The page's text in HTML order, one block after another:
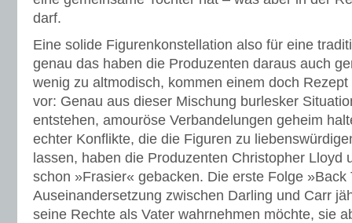
darf.
Eine solide Figurenkonstellation also für eine
genau das haben die Produzenten daraus auch
wenig zu altmodisch, kommen einem doch
vor: Genau aus dieser Mischung burlesker
entstehen, amouröse Verbandelungen geheim
echter Konflikte, die die Figuren zu
lassen, haben die Produzenten Christopher Lloyd
schon »Frasier« gebacken. Die erste Folge »Back
Auseinandersetzung zwischen Darling und Carr
seine Rechte als Vater wahrnehmen möchte, sie